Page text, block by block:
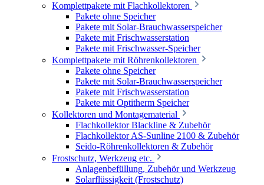
Komplettpakete mit Flachkollektoren
Pakete ohne Speicher
Pakete mit Solar-Brauchwasserspeicher
Pakete mit Frischwasserstation
Pakete mit Frischwasser-Speicher
Komplettpakete mit Röhrenkollektoren
Pakete ohne Speicher
Pakete mit Solar-Brauchwasserspeicher
Pakete mit Frischwasserstation
Pakete mit Optitherm Speicher
Kollektoren und Montagematerial
Flachkollektor Blackline & Zubehör
Flachkollektor AS-Sunline 2100 & Zubehör
Seido-Röhrenkollektoren & Zubehör
Frostschutz, Werkzeug etc.
Anlagenbefüllung, Zubehör und Werkzeug
Solarflüssigkeit (Frostschutz)